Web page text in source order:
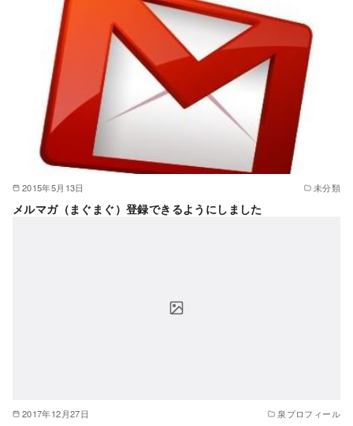
2015年5月13日 未分類
メルマガ（まぐまぐ）登録できるようにしました
2017年12月27日 泉プロフィール